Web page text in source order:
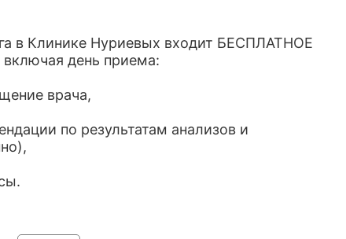
в Клинике Нуриевых входит БЕСПЛАТНОЕ
включая день приема:
врача,
по результатам анализов и